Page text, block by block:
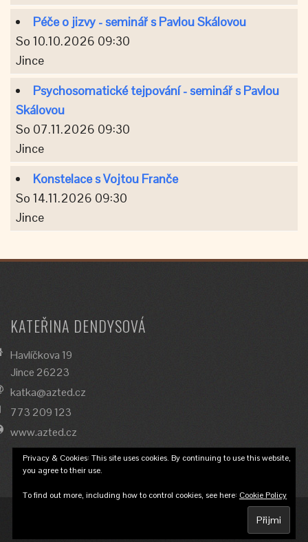
Péče o jizvy - seminář s Pavlou Skálovou
So 10.10.2026 09:30
Jince
Psychosomatické tejpování - seminář s Pavlou
Skálovou
So 07.11.2026 09:30
Jince
Konstelace s Vojtou Franče
So 14.11.2026 09:30
Jince
KATEŘINA DENDYSOVÁ
Havlíčkova 19
Jince 26223
katka@azted.cz
773 209 123
www.azted.cz
Privacy & Cookies: This site uses cookies. By continuing to use this website,
you agree to their use.
To find out more, including how to control cookies, see here: Cookie Policy